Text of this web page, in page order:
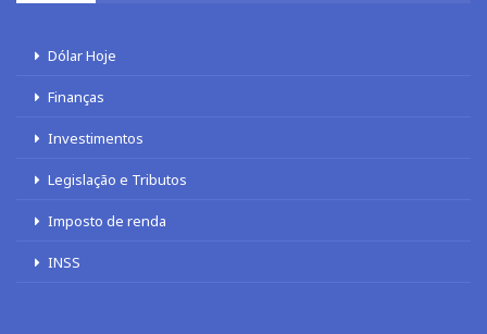
Dólar Hoje
Finanças
Investimentos
Legislação e Tributos
Imposto de renda
INSS